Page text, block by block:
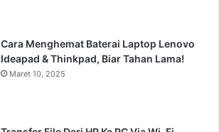
Cara Menghemat Baterai Laptop Lenovo
Ideapad & Thinkpad, Biar Tahan Lama!
Maret 10, 2025